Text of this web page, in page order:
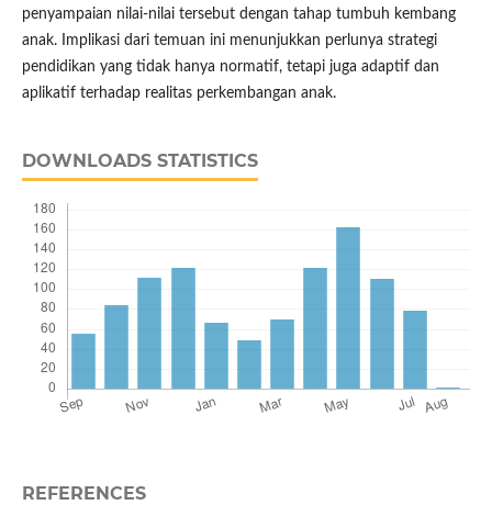
penyampaian nilai-nilai tersebut dengan tahap tumbuh kembang
anak. Implikasi dari temuan ini menunjukkan perlunya strategi
pendidikan yang tidak hanya normatif, tetapi juga adaptif dan
aplikatif terhadap realitas perkembangan anak.
DOWNLOADS STATISTICS
REFERENCES